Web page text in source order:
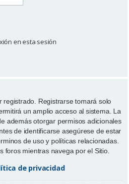
en esta sesión
registrado. Registrarse tomará solo
un amplio acceso al sistema. La
además otorgar permisos adicionales
de identificarse asegúrese de estar
de uso y políticas relacionadas.
foros mientras navega por el Sitio.
de privacidad